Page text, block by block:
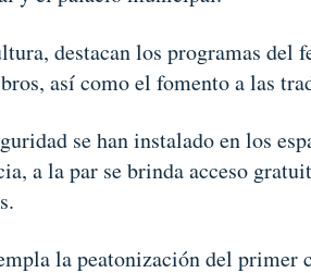
destacan los programas
así como el fomento a las
se han instalado en los
a la par se brinda acceso
la peatonización del primer